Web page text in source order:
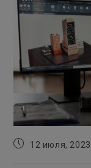
Запись12 июля, 2023